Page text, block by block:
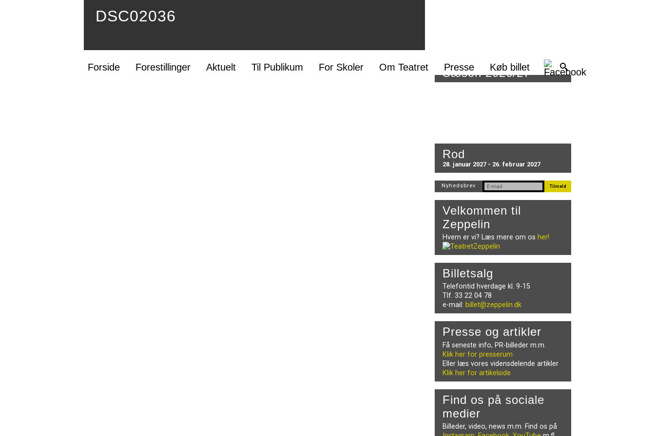
Forside Forestillinger Aktuelt Til Publikum For Skoler Om Teatret Presse Køb billet
DSC02036
Sæson 2026/27
Rod
28. januar 2027 - 26. februar 2027
Nyhedsbrev
Velkommen til
Zeppelin
Hvem er vi? Læs mere om os her!
Billetsalg
Telefontid hverdage kl. 9-15
Tlf. 33 22 04 78
e-mail: billet@zeppelin.dk
Presse og artikler
Få seneste info, PR-billeder m.m.
Klik her for presserum
Eller læs vores vidensdelende artikler
Klik her for artikelside
Find os på sociale
medier
Billeder, video, news m.m. Find os på